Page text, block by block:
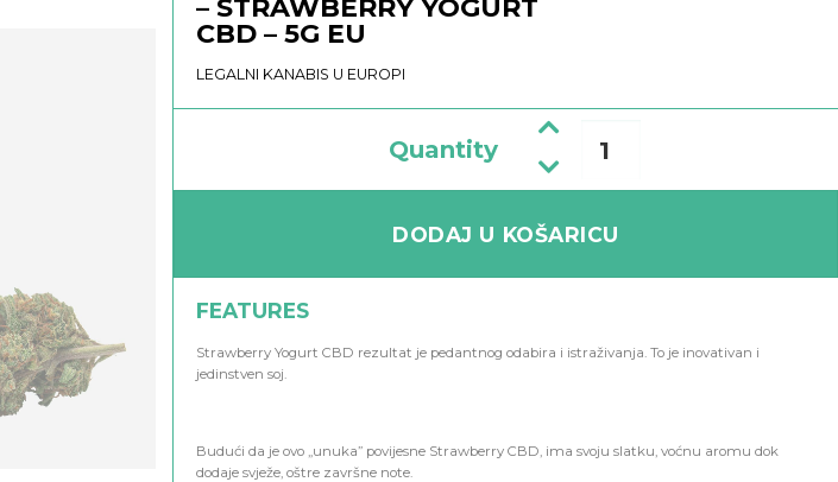
– STRAWBERRY YOGURT
CBD – 5G EU
LEGALNI KANABIS U EUROPI
Quantity
DODAJ U KOŠARICU
FEATURES
Strawberry Yogurt CBD rezultat je pedantnog odabira i istraživanja. To je inovativan i
jedinstven soj.
Budući da je ovo „unuka” povijesne Strawberry CBD, ima svoju slatku, voćnu aromu dok
dodaje svježe, oštre završne note.